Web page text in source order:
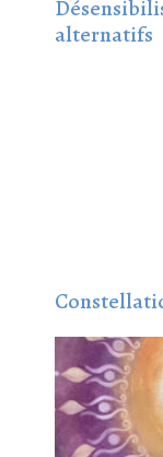
alternatifs